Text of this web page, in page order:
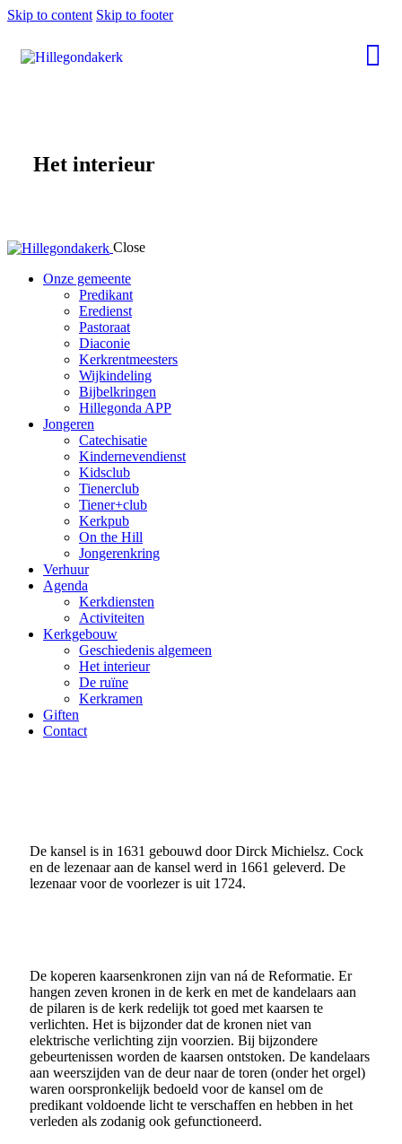
Skip to content Skip to footer
Het interieur
Close
Onze gemeente
Predikant
Eredienst
Pastoraat
Diaconie
Kerkrentmeesters
Wijkindeling
Bijbelkringen
Hillegonda APP
Jongeren
Catechisatie
Kindernevendienst
Kidsclub
Tienerclub
Tiener+club
Kerkpub
On the Hill
Jongerenkring
Verhuur
Agenda
Kerkdiensten
Activiteiten
Kerkgebouw
Geschiedenis algemeen
Het interieur
De ruïne
Kerkramen
Giften
Contact
De kansel is in 1631 gebouwd door Dirck Michielsz. Cock
en de lezenaar aan de kansel werd in 1661 geleverd. De
lezenaar voor de voorlezer is uit 1724.
De koperen kaarsenkronen zijn van ná de Reformatie. Er
hangen zeven kronen in de kerk en met de kandelaars aan
de pilaren is de kerk redelijk tot goed met kaarsen te
verlichten. Het is bijzonder dat de kronen niet van
elektrische verlichting zijn voorzien. Bij bijzondere
gebeurtenissen worden de kaarsen ontstoken. De kandelaars
aan weerszijden van de deur naar de toren (onder het orgel)
waren oorspronkelijk bedoeld voor de kansel om de
predikant voldoende licht te verschaffen en hebben in het
verleden als zodanig ook gefunctioneerd.